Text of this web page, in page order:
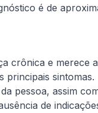
é de
crônica e
principais sintomas.
pessoa, assim
de